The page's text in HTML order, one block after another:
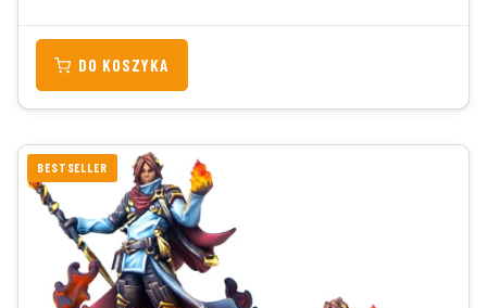
DO KOSZYKA
BESTSELLER